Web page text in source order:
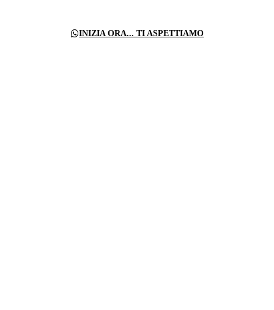
INIZIA ORA... TI ASPETTIAMO